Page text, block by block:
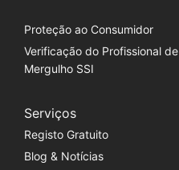
Proteção ao Consumidor
Verificação do Profissional de
Mergulho SSI
Serviços
Registo Gratuito
Blog & Notícias